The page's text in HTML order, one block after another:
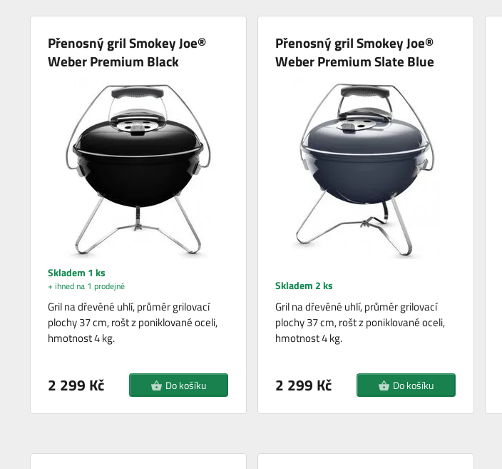
Přenosný gril Smokey Joe®
Weber Premium Black
Skladem 1 ks
+ ihned na 1 prodejně
Gril na dřevěné uhlí, průměr grilovací
plochy 37 cm, rošt z poniklované oceli,
hmotnost 4 kg.
2 299 Kč Do košíku
Přenosný gril Smokey Joe®
Weber Premium Slate Blue
Skladem 2 ks
Gril na dřevěné uhlí, průměr grilovací
plochy 37 cm, rošt z poniklované oceli,
hmotnost 4 kg.
2 299 Kč Do košíku